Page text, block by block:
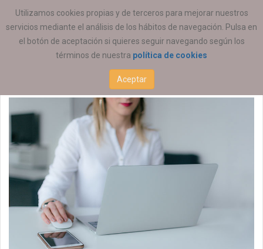
Utilizamos cookies propias y de terceros para mejorar nuestros
servicios mediante el análisis de los hábitos de navegación. Pulsa en
el botón de aceptación si quieres seguir navegando según los
términos de nuestra política de cookies
Aceptar
ESTÁ AQUÍ: EMPLEO OFERTAS DE EMPLEO
Educación Social